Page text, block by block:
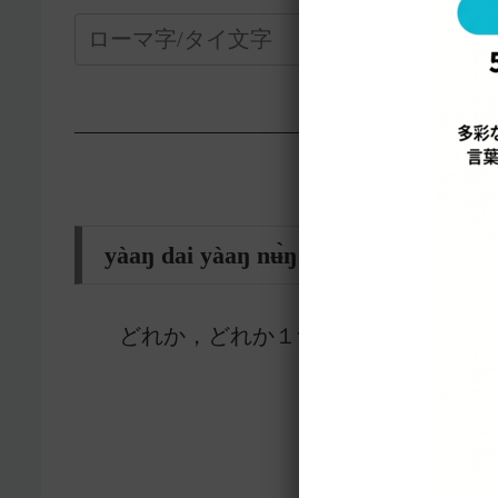
—————————————————-
yàaŋ dai yàaŋ nʉ̀ŋ อย่างใดอย่าง
どれか，どれか１つ